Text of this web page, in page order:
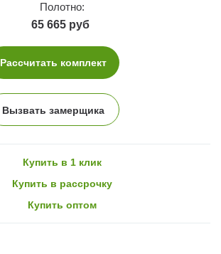
Полотно:
65 665 руб
Рассчитать комплект
Вызвать замерщика
Купить в 1 клик
Купить в рассрочку
Купить оптом